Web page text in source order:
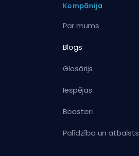
Kompānija
Par mums
Blogs
Glosārijs
Iespējas
Boosteri
Palīdzība un atbalsts